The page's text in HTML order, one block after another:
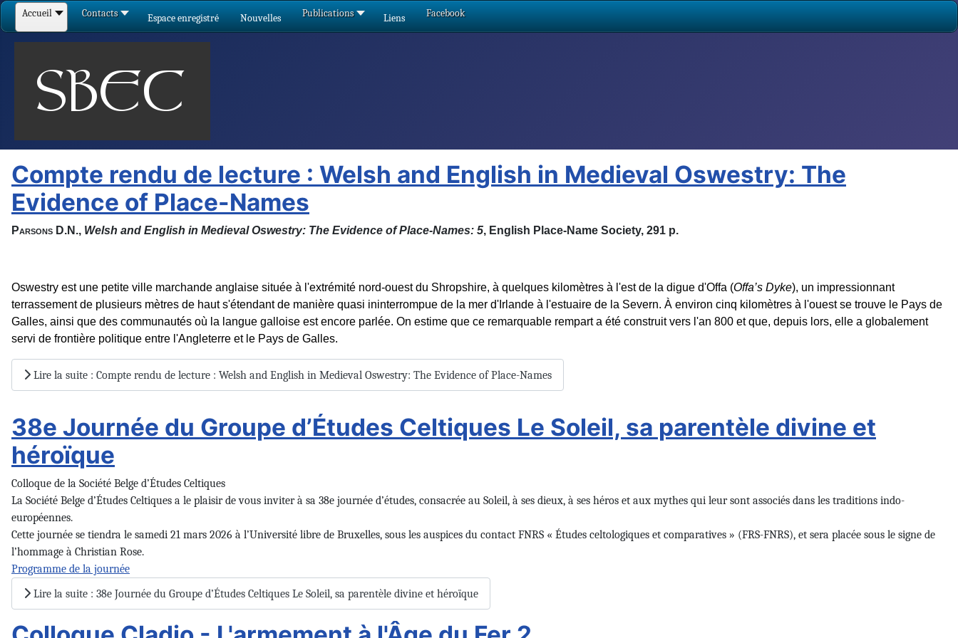
Accueil Contacts Espace enregistré Nouvelles Publications Liens Facebook
Compte rendu de lecture : Welsh and English in Medieval Oswestry: The
Evidence of Place-Names
Parsons D.N., Welsh and English in Medieval Oswestry: The Evidence of Place-Names: 5, English Place-Name Society, 291 p.
Oswestry est une petite ville marchande anglaise située à l'extrémité nord-ouest du Shropshire, à quelques kilomètres à l'est de la digue d'Offa (Offa’s Dyke), un impressionnant
terrassement de plusieurs mètres de haut s'étendant de manière quasi ininterrompue de la mer d'Irlande à l'estuaire de la Severn. À environ cinq kilomètres à l'ouest se trouve le Pays de
Galles, ainsi que des communautés où la langue galloise est encore parlée. On estime que ce remarquable rempart a été construit vers l'an 800 et que, depuis lors, elle a globalement
servi de frontière politique entre l'Angleterre et le Pays de Galles.
Lire la suite : Compte rendu de lecture : Welsh and English in Medieval Oswestry: The Evidence of Place-Names
38e Journée du Groupe d’Études Celtiques Le Soleil, sa parentèle divine et
héroïque
Colloque de la Société Belge d’Études Celtiques
La Société Belge d’Études Celtiques a le plaisir de vous inviter à sa 38e journée d’études, consacrée au Soleil, à ses dieux, à ses héros et aux mythes qui leur sont associés dans les traditions indo-
européennes.
Cette journée se tiendra le samedi 21 mars 2026 à l’Université libre de Bruxelles, sous les auspices du contact FNRS « Études celtologiques et comparatives » (FRS-FNRS), et sera placée sous le signe de
l’hommage à Christian Rose.
Programme de la journée
Lire la suite : 38e Journée du Groupe d’Études Celtiques Le Soleil, sa parentèle divine et héroïque